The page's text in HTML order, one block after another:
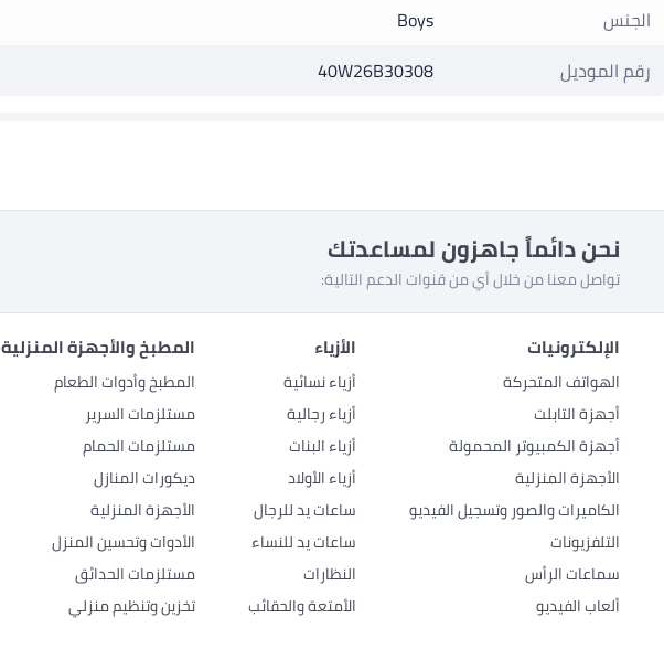
الجنس
Boys
رقم الموديل
40W26B30308
نحن دائماً جاهزون لمساعدتك
تواصل معنا من خلال أي من قنوات الدعم التالية:
الإلكترونيات
الهواتف المتحركة
أجهزة التابلت
أجهزة الكمبيوتر المحمولة
الأجهزة المنزلية
الكاميرات والصور وتسجيل الفيديو
التلفزيونات
سماعات الرأس
ألعاب الفيديو
الأزياء
أزياء نسائية
أزياء رجالية
أزياء البنات
أزياء الأولاد
ساعات يد للرجال
ساعات يد للنساء
النظارات
الأمتعة والحقائب
المطبخ والأجهزة المنزلية
المطبخ وأدوات الطعام
مستلزمات السرير
مستلزمات الحمام
ديكورات المنازل
الأجهزة المنزلية
الأدوات وتحسين المنزل
مستلزمات الحدائق
تخزين وتنظيم منزلي